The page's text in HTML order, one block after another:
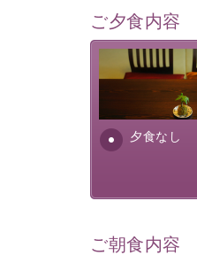
ご夕食内容
夕食なし
夕食なしご夕食
場合は、二食付
お選びください
ご朝食内容